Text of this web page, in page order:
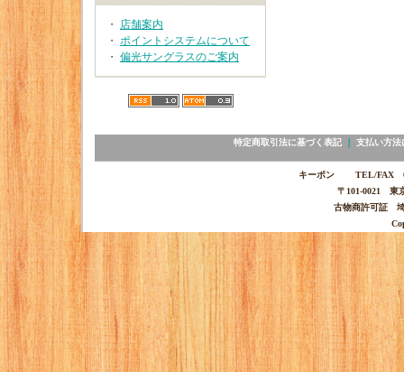
・ 店舗案内
・ ポイントシステムについて
・ 偏光サングラスのご案内
特定商取引法に基づく表記｜ 支払い方法
キーポン TEL/FAX
〒101-0021 東
古物商許可証